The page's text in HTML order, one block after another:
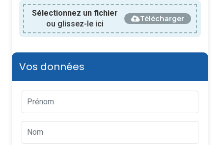
Sélectionnez un fichier
ou glissez-le ici
Télécharger
Vos données